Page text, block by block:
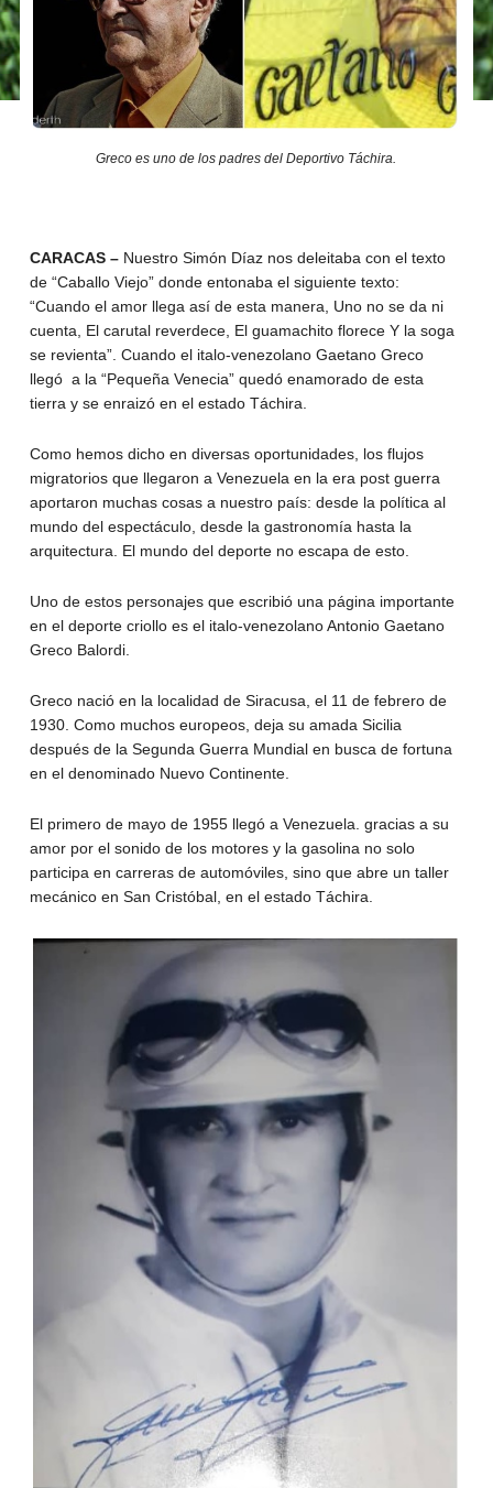
Greco es uno de los padres del Deportivo Táchira.
CARACAS – Nuestro Simón Díaz nos deleitaba con el texto
de “Caballo Viejo” donde entonaba el siguiente texto:
“Cuando el amor llega así de esta manera, Uno no se da ni
cuenta, El carutal reverdece, El guamachito florece Y la soga
se revienta”. Cuando el italo-venezolano Gaetano Greco
llegó a la “Pequeña Venecia” quedó enamorado de esta
tierra y se enraizó en el estado Táchira.
Como hemos dicho en diversas oportunidades, los flujos
migratorios que llegaron a Venezuela en la era post guerra
aportaron muchas cosas a nuestro país: desde la política al
mundo del espectáculo, desde la gastronomía hasta la
arquitectura. El mundo del deporte no escapa de esto.
Uno de estos personajes que escribió una página importante
en el deporte criollo es el italo-venezolano Antonio Gaetano
Greco Balordi.
Greco nació en la localidad de Siracusa, el 11 de febrero de
1930. Como muchos europeos, deja su amada Sicilia
después de la Segunda Guerra Mundial en busca de fortuna
en el denominado Nuevo Continente.
El primero de mayo de 1955 llegó a Venezuela. gracias a su
amor por el sonido de los motores y la gasolina no solo
participa en carreras de automóviles, sino que abre un taller
mecánico en San Cristóbal, en el estado Táchira.